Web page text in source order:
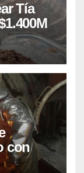
Tía
con